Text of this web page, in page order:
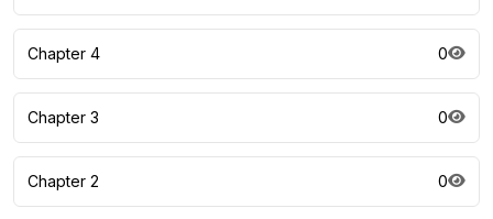
Chapter 4 0
Chapter 3 0
Chapter 2 0